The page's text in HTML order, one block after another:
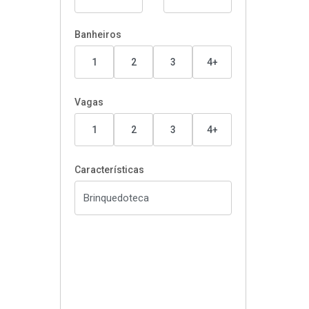
Banheiros
1 2 3 4+
Vagas
1 2 3 4+
Características